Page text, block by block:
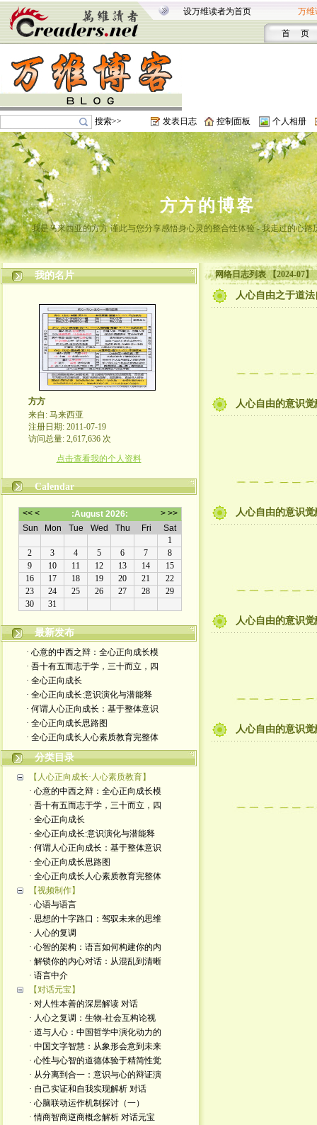
设万维读者为首页 万维
首 页
搜索>> 发表日志 控制面板 个人相册
方方的博客
我是马来西亚的方方 谨此与您分享感悟身心灵的整合性体验 - 我走过的心路
我的名片
方方
来自: 马来西亚
注册日期: 2011-07-19
访问总量: 2,617,636 次
点击查看我的个人资料
Calendar
最新发布
· 心意的中西之辩：全心正向成长模
· 吾十有五而志于学，三十而立，四
· 全心正向成长
· 全心正向成长:意识演化与潜能释
· 何谓人心正向成长：基于整体意识
· 全心正向成长思路图
· 全心正向成长人心素质教育完整体
分类目录
【人心正向成长·人心素质教育】
· 心意的中西之辩：全心正向成长模
· 吾十有五而志于学，三十而立，四
· 全心正向成长
· 全心正向成长:意识演化与潜能释
· 何谓人心正向成长：基于整体意识
· 全心正向成长思路图
· 全心正向成长人心素质教育完整体
【视频制作】
· 心语与语言
· 思想的十字路口：驾驭未来的思维
· 人心的复调
· 心智的架构：语言如何构建你的内
· 解锁你的内心对话：从混乱到清晰
· 语言中介
【对话元宝】
· 对人性本善的深层解读 对话
· 人心之复调：生物-社会互构论视
· 道与人心：中国哲学中演化动力的
· 中国文字智慧：从象形会意到未来
· 心性与心智的道德体验于精简性觉
· 从分离到合一：意识与心的辩证演
· 自己实证和自我实现解析 对话
· 心脑联动运作机制探讨（一）
· 情商智商逆商概念解析 对话元宝
网络日志列表 【2024-07】
人心自由之于道
人心自由的意识觉
人心自由的意识
人心自由的意识
人心自由的意识